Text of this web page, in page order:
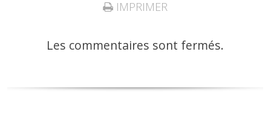
IMPRIMER
Les commentaires sont fermés.